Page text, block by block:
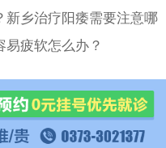
新乡治疗阳痿需要注意哪
易疲软怎么办？